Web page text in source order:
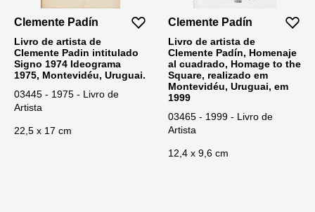
Clemente Padín
Livro de artista de
Clemente Padin intitulado
Signo 1974 Ideograma
1975, Montevidéu, Uruguai.
03445 - 1975 - Livro de
Artista
22,5 x 17 cm
Clemente Padín
Livro de artista de
Clemente Padín, Homenaje
al cuadrado, Homage to the
Square, realizado em
Montevidéu, Uruguai, em
1999
03465 - 1999 - Livro de
Artista
12,4 x 9,6 cm